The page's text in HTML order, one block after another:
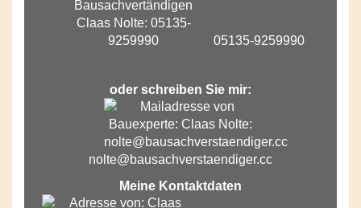
05135-9259990
oder schreiben Sie mir:
nolte@bausachverstaendiger.cc
Meine Kontaktdaten